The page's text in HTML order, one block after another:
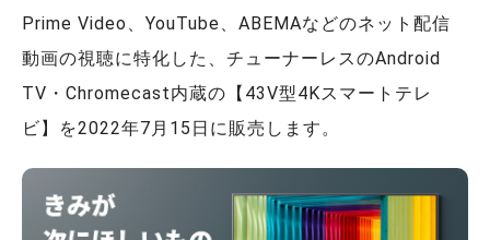
Prime Video、YouTube、ABEMAなどのネット配信
動画の視聴に特化した、チューナーレスのAndroid
TV・Chromecast内蔵の【43V型4Kスマートテレ
ビ】を2022年7月15日に販売します。